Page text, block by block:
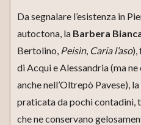
Da segnalare l’esistenza in
autoctona, la Barbera
Bertolino, Peisìn, Caria l’aso),
di Acqui e Alessandria (ma
anche nell’Oltrepò Pavese),
praticata da pochi contadini,
che ne conservano